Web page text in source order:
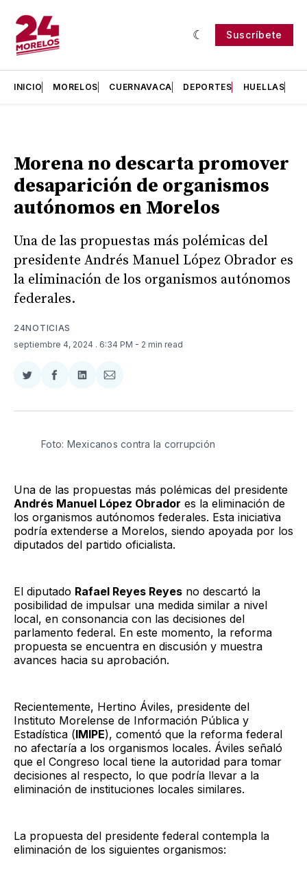
Suscríbete
INICIO MORELOS CUERNAVACA DEPORTES HUELLAS
Morena no descarta promover
desaparición de organismos
autónomos en Morelos
Una de las propuestas más polémicas del
presidente Andrés Manuel López Obrador es
la eliminación de los organismos autónomos
federales.
24NOTICIAS
septiembre 4, 2024 . 6:34 PM - 2 min read
Compartir
Twitter
Compartir
Facebook
Compartir
LinkedIn
Compartir
Email
Foto: Mexicanos contra la corrupción
Una de las propuestas más polémicas del presidente
Andrés Manuel López Obrador es la eliminación de
los organismos autónomos federales. Esta iniciativa
podría extenderse a Morelos, siendo apoyada por los
diputados del partido oficialista.
El diputado Rafael Reyes Reyes no descartó la
posibilidad de impulsar una medida similar a nivel
local, en consonancia con las decisiones del
parlamento federal. En este momento, la reforma
propuesta se encuentra en discusión y muestra
avances hacia su aprobación.
Recientemente, Hertino Áviles, presidente del
Instituto Morelense de Información Pública y
Estadística (IMIPE), comentó que la reforma federal
no afectaría a los organismos locales. Áviles señaló
que el Congreso local tiene la autoridad para tomar
decisiones al respecto, lo que podría llevar a la
eliminación de instituciones locales similares.
La propuesta del presidente federal contempla la
eliminación de los siguientes organismos: